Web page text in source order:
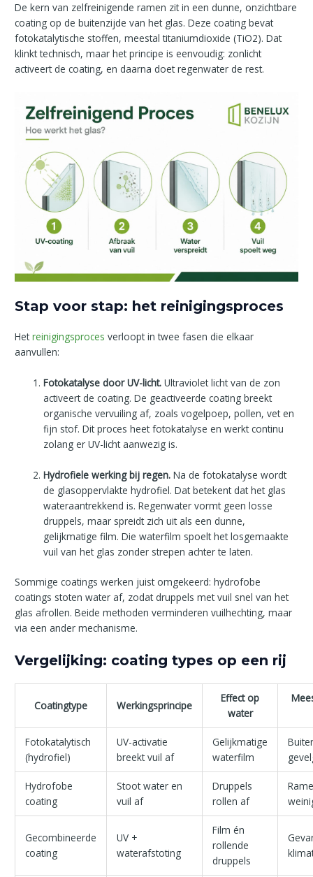
De kern van zelfreinigende ramen zit in een dunne, onzichtbare
coating op de buitenzijde van het glas. Deze coating bevat
fotokatalytische stoffen, meestal titaniumdioxide (TiO2). Dat
klinkt technisch, maar het principe is eenvoudig: zonlicht
activeert de coating, en daarna doet regenwater de rest.
Stap voor stap: het reinigingsproces
Hetreinigingsproces verloopt in twee fasen die elkaar
aanvullen:
Fotokatalyse door UV-licht. Ultraviolet licht van de zon
activeert de coating. De geactiveerde coating breekt
organische vervuiling af, zoals vogelpoep, pollen, vet en
fijn stof. Dit proces heet fotokatalyse en werkt continu
zolang er UV-licht aanwezig is.
Hydrofiele werking bij regen. Na de fotokatalyse wordt
de glasoppervlakte hydrofiel. Dat betekent dat het glas
wateraantrekkend is. Regenwater vormt geen losse
druppels, maar spreidt zich uit als een dunne,
gelijkmatige film. Die waterfilm spoelt het losgemaakte
vuil van het glas zonder strepen achter te laten.
Sommige coatings werken juist omgekeerd: hydrofobe
coatings stoten water af, zodat druppels met vuil snel van het
glas afrollen. Beide methoden verminderen vuilhechting, maar
via een ander mechanisme.
Vergelijking: coating types op een rij
Coatingtype Werkingsprincipe
Effect op
water
Fotokatalytisch
(hydrofiel)
UV-activatie
breekt vuil af
Gelijkmatige
waterfilm
Hydrofobe
coating
Stoot water en
vuil af
Druppels
rollen af
Gecombineerde
coating
UV +
waterafstoting
Film én
rollende
druppels